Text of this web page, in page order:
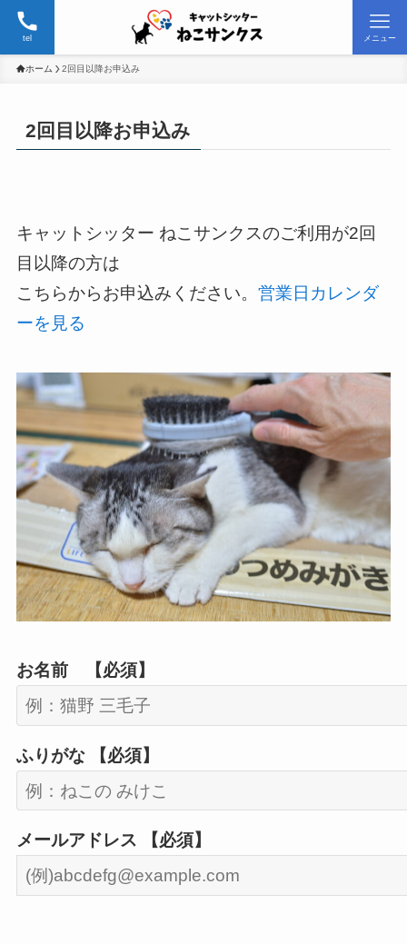
tel メニュー
ホーム 2回目以降お申込み
2回目以降お申込み
キャットシッター ねこサンクスのご利用が2回
目以降の方は
こちらからお申込みください。 営業日カレンダ
ーを見る
お名前 【必須】
ふりがな 【必須】
メールアドレス 【必須】